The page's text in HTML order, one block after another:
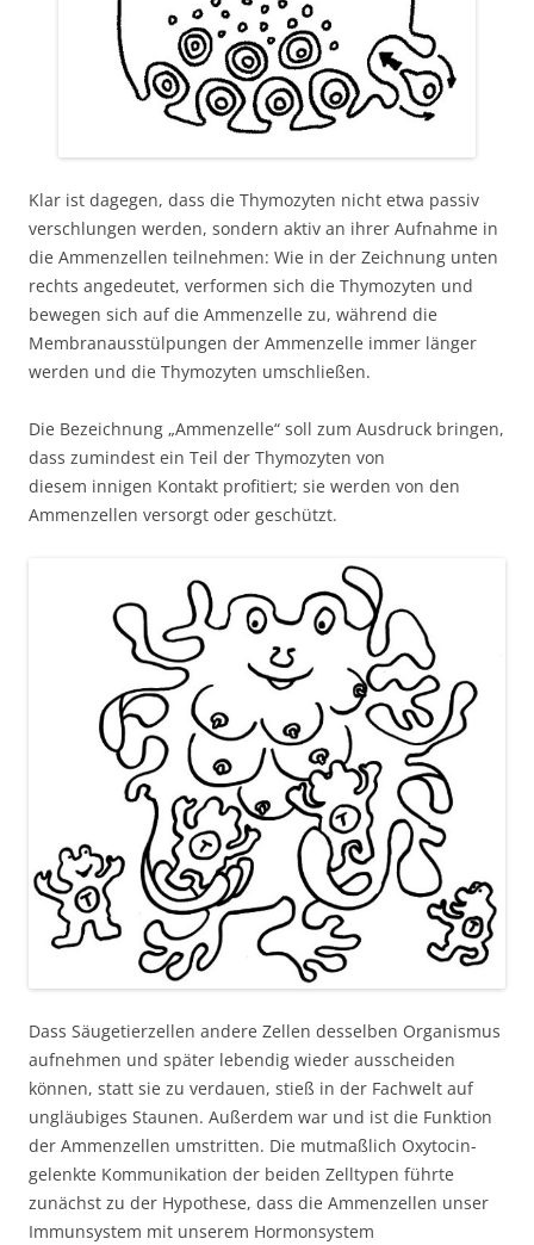
Klar ist dagegen, dass die Thymozyten nicht etwa passiv
verschlungen werden, sondern aktiv an ihrer Aufnahme in
die Ammenzellen teilnehmen: Wie in der Zeichnung unten
rechts angedeutet, verformen sich die Thymozyten und
bewegen sich auf die Ammenzelle zu, während die
Membranausstülpungen der Ammenzelle immer länger
werden und die Thymozyten umschließen.
Die Bezeichnung „Ammenzelle“ soll zum Ausdruck bringen,
dass zumindest ein Teil der Thymozyten von
diesem innigen Kontakt profitiert; sie werden von den
Ammenzellen versorgt oder geschützt.
Dass Säugetierzellen andere Zellen desselben Organismus
aufnehmen und später lebendig wieder ausscheiden
können, statt sie zu verdauen, stieß in der Fachwelt auf
ungläubiges Staunen. Außerdem war und ist die Funktion
der Ammenzellen umstritten. Die mutmaßlich Oxytocin-
gelenkte Kommunikation der beiden Zelltypen führte
zunächst zu der Hypothese, dass die Ammenzellen unser
Immunsystem mit unserem Hormonsystem